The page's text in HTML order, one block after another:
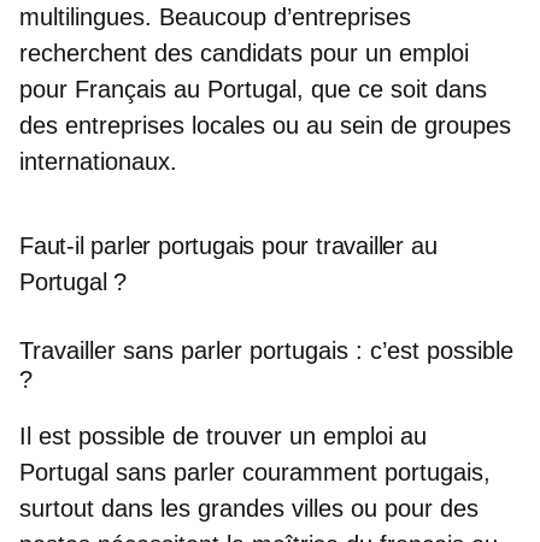
multilingues. Beaucoup d’entreprises
recherchent des candidats pour un emploi
pour Français au Portugal , que ce soit dans
des entreprises locales ou au sein de groupes
internationaux.
Faut-il parler portugais pour travailler au
Portugal ?
Travailler sans parler portugais : c’est possible
?
Il est possible de trouver un emploi au
Portugal sans parler couramment portugais,
surtout dans les grandes villes ou pour des